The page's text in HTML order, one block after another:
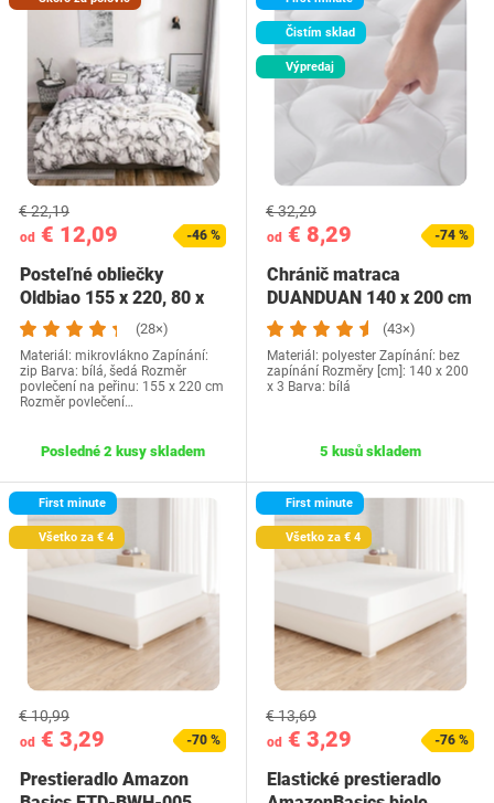
od € 12,09
€ 22,19
-46 %
Posteľné obliečky
Oldbiao 155 x 220, 80 x
80cm
(28×)
Materiál: mikrovlákno Zapínání:
zip Barva: bílá, šedá Rozměr
povlečení na peřinu: 155 x 220 cm
Rozměr povlečení…
Posledné 2 kusy skladem
Čistím sklad
Výpredaj
od € 8,29
€ 32,29
-74 %
Chránič matraca
DUANDUAN 140 x 200 cm
(43×)
Materiál: polyester Zapínání: bez
zapínání Rozměry [cm]: 140 x 200
x 3 Barva: bílá
5 kusů skladem
First minute
Všetko za € 4
od € 3,29
€ 10,99
-70 %
Prestieradlo Amazon
First minute
Všetko za € 4
od € 3,29
€ 13,69
-76 %
Elastické prestieradlo